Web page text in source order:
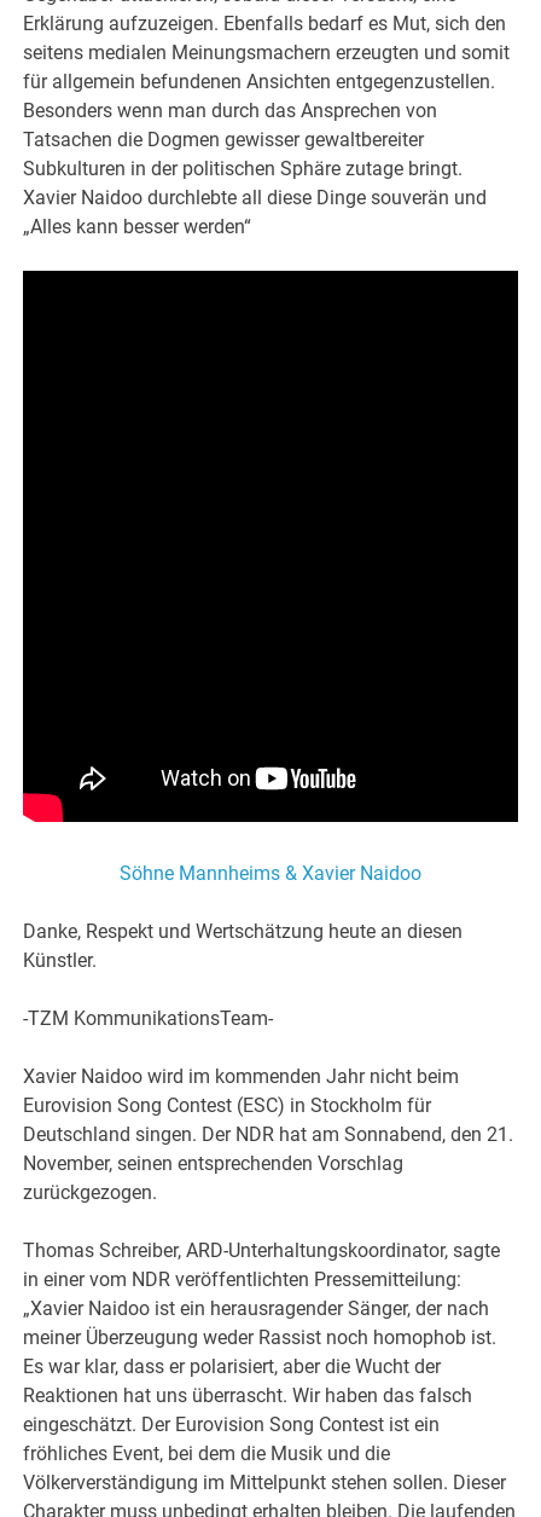
Erklärung aufzuzeigen. Ebenfalls bedarf es Mut, sich den
seitens medialen Meinungsmachern erzeugten und somit
für allgemein befundenen Ansichten entgegenzustellen.
Besonders wenn man durch das Ansprechen von
Tatsachen die Dogmen gewisser gewaltbereiter
Subkulturen in der politischen Sphäre zutage bringt.
Xavier Naidoo durchlebte all diese Dinge souverän und
„Alles kann besser werden“
Söhne Mannheims & Xavier Naidoo
Danke, Respekt und Wertschätzung heute an diesen
Künstler.
-TZM KommunikationsTeam-
Xavier Naidoo wird im kommenden Jahr nicht beim
Eurovision Song Contest (ESC) in Stockholm für
Deutschland singen. Der NDR hat am Sonnabend, den 21.
November, seinen entsprechenden Vorschlag
zurückgezogen.
Thomas Schreiber, ARD-Unterhaltungskoordinator, sagte
in einer vom NDR veröffentlichten Pressemitteilung:
„Xavier Naidoo ist ein herausragender Sänger, der nach
meiner Überzeugung weder Rassist noch homophob ist.
Es war klar, dass er polarisiert, aber die Wucht der
Reaktionen hat uns überrascht. Wir haben das falsch
eingeschätzt. Der Eurovision Song Contest ist ein
fröhliches Event, bei dem die Musik und die
Völkerverständigung im Mittelpunkt stehen sollen. Dieser
Charakter muss unbedingt erhalten bleiben. Die laufenden